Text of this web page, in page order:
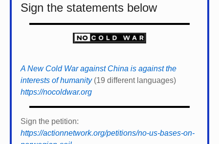
Sign the statements below
A New Cold War against China is against the
interests of humanity(19 different languages)
https://nocoldwar.org
Sign the petition:
https://actionnetwork.org/petitions/no-us-bases-on-